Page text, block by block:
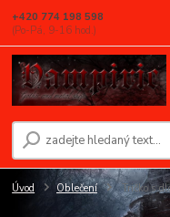
+420 774 198 598
(Po-Pá, 9-16 hod.)
Úvod Oblečení Tričko s